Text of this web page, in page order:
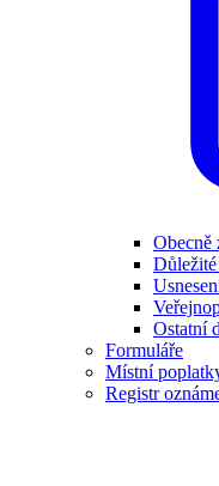
Obecně
Ostatní
Formuláře
Místní
Registr